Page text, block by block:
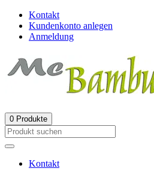
Kontakt
Kundenkonto anlegen
Anmeldung
0 Produkte
Kontakt